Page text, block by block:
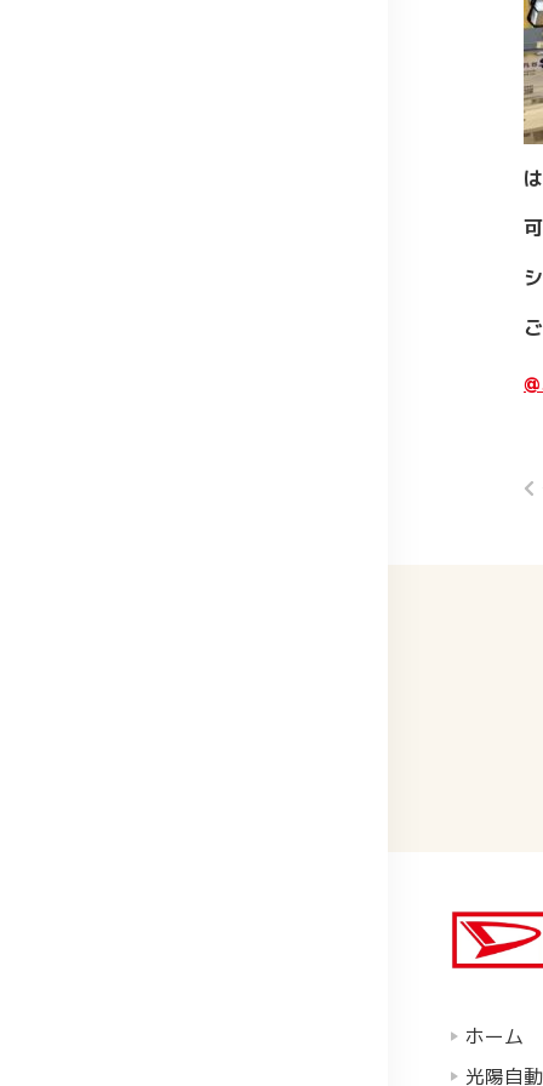
ホーム
光陽自